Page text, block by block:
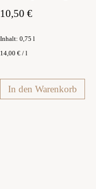
10,50 €
Inhalt: 0,75 l
14,00 € / l
In den Warenkorb